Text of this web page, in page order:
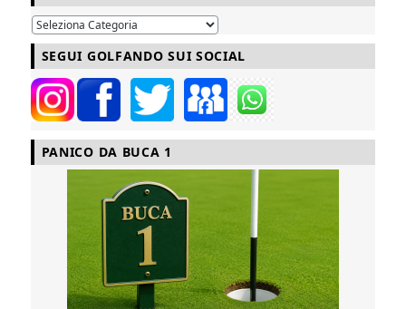
SEGUI GOLFANDO SUI SOCIAL
PANICO DA BUCA 1